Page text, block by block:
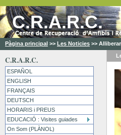
C.R.A.R.C.
Pàgina principal >> Les Noticies >>
C.R.A.R.C.
ESPAÑOL
ENGLISH
FRANÇAIS
DEUTSCH
HORARIS i PREUS
EDUCACIÓ : Visites guiades
On Som (PLÀNOL)